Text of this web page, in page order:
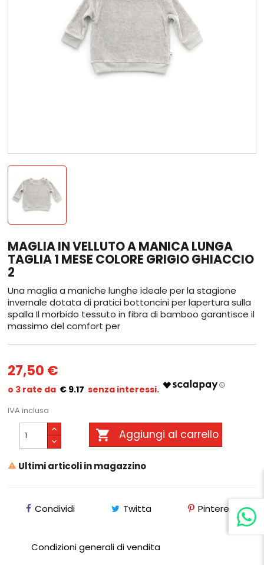
MAGLIA IN VELLUTO A MANICA LUNGA
TAGLIA 1 MESE COLORE GRIGIO GHIACCIO
2
Una maglia a maniche lunghe ideale per la stagione
invernale dotata di pratici bottoncini per lapertura sulla
spalla Il morbido tessuto in fibra di bamboo garantisce il
massimo del comfort per
27,50 €
€ 9.17
IVA inclusa
 Aggiungi al carrello
 Ultimi articoli in magazzino
Condividi Twitta Pinterest
Condizioni generali di vendita